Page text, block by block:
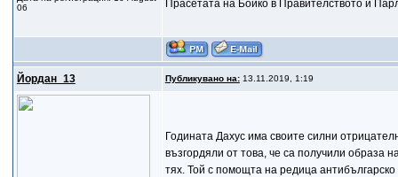
06
Прасетата на Бойко в Правителството и
Йордан_13 Публикувано на:13.11.2019, 1:19
Годината Дахус има своите силни
възгордяли от това, че са получили образа
тях. Той с помощта на редица